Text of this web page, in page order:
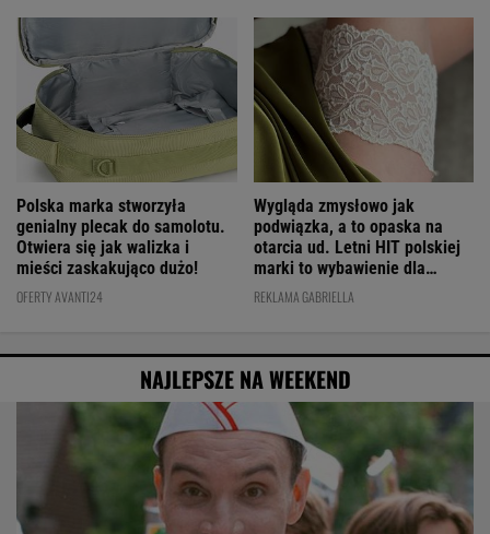
Polska marka stworzyła
genialny plecak do samolotu.
Otwiera się jak walizka i
mieści zaskakująco dużo!
OFERTY AVANTI24
Wygląda zmysłowo jak
podwiązka, a to opaska na
otarcia ud. Letni HIT polskiej
marki to wybawienie dla
kobiet!
REKLAMA GABRIELLA
NAJLEPSZE NA WEEKEND